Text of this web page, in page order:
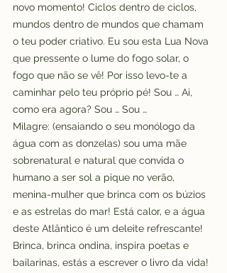
novo momento! Ciclos dentro de ciclos,
mundos dentro de mundos que chamam
o teu poder criativo. Eu sou esta Lua Nova
que pressente o lume do fogo solar, o
fogo que não se vê! Por isso levo-te a
caminhar pelo teu próprio pé! Sou … Ai,
como era agora? Sou … Sou …
Milagre: (ensaiando o seu monólogo da
água com as donzelas) sou uma mãe
sobrenatural e natural que convida o
humano a ser sol a pique no verão,
menina-mulher que brinca com os búzios
e as estrelas do mar! Está calor, e a água
deste Atlântico é um deleite refrescante!
Brinca, brinca ondina, inspira poetas e
bailarinas, estás a escrever o livro da vida!